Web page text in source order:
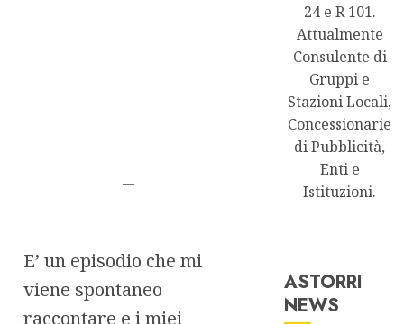
—
E’ un episodio che mi
viene spontaneo
raccontare e i miei
24 e R 101.
Attualmente
Consulente di
Gruppi e
Stazioni Locali,
Concessionarie
di Pubblicità,
Enti e
Istituzioni.
ASTORRI
NEWSAstorri News